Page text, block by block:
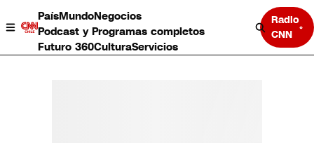
PaísMundoNegocios
Podcast y Programas completos
Futuro 360CulturaServicios
Radio
CNN